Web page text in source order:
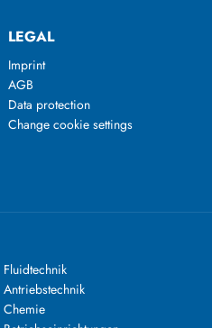
LEGAL
Imprint
AGB
Data protection
Change cookie settings
Fluidtechnik
Antriebstechnik
Chemie